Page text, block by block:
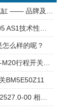
么样的呢？
SCHMERSAL MVH 015-11Y-M20行程开关技术参数
BM5E50Z11